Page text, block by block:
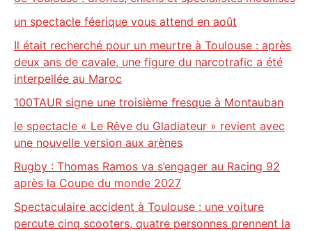
un spectacle féerique vous attend en août
Il était recherché pour un meurtre à Toulouse : après
deux ans de cavale, une figure du narcotrafic a été
interpellée au Maroc
100TAUR signe une troisième fresque à Montauban
le spectacle « Le Rêve du Gladiateur » revient avec
une nouvelle version aux arènes
Rugby : Thomas Ramos va s’engager au Racing 92
après la Coupe du monde 2027
Spectaculaire accident à Toulouse : une voiture
percute cinq scooters, quatre personnes prennent la